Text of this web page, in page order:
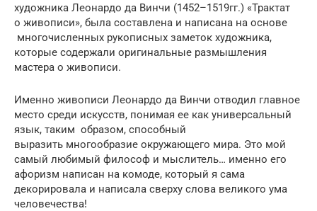
художника Леонардо да Винчи (1452–1519гг.) «Трактат
о живописи», была составлена и написана на основе
многочисленных рукописных заметок художника,
которые содержали оригинальные размышления
мастера о живописи.
Именно живописи Леонардо да Винчи отводил главное
место среди искусств, понимая ее как универсальный
язык, таким образом, способный
выразить многообразие окружающего мира. Это мой
самый любимый философ и мыслитель… именно его
афоризм написан на комоде, который я сама
декорировала и написала сверху слова великого ума
человечества!